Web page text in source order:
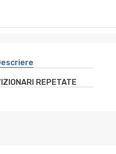
REPETATE